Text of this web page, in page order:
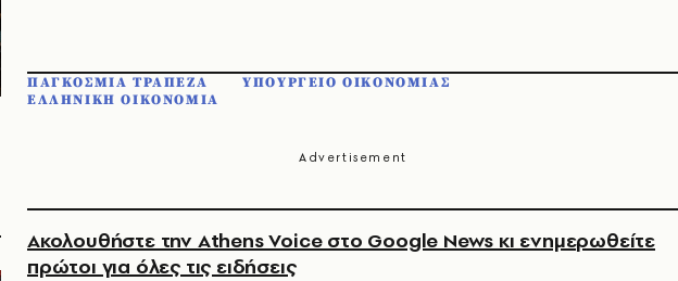
ΠΑΓΚΟΣΜΙΑ ΤΡΑΠΕΖΑ
ΥΠΟΥΡΓΕΙΟ ΟΙΚΟΝΟΜΙΑΣ
ΕΛΛΗΝΙΚΗ ΟΙΚΟΝΟΜΙΑ
Ακολουθήστε την Athens Voice στο Google News κι ενημερωθείτε
πρώτοι για όλες τις ειδήσεις